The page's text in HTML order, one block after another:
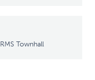
Townhall